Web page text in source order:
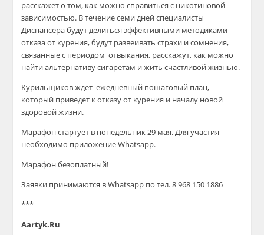
расскажет о том, как можно справиться с никотиновой
зависимостью. В течение семи днейспециалисты
Диспансерабудут делиться эффективными методиками
отказа от курения,будут развеивать страхи и сомнения,
связанные с периодом отвыкания, расскажут, как можно
найти альтернативусигаретам и жить счастливой жизнью.
Курильщиков ждет ежедневный пошаговый план,
который приведет к отказу от курения и началу новой
здоровой жизни.
Марафон стартует в понедельник29 мая. Для участия
необходимо приложениеWhatsapp.
Марафонбезоплатный!
Заявки принимаются вWhatsapp по тел.8 968 150 1886
***
Aartyk.Ru